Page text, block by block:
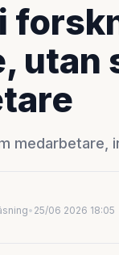
utan
medarbetare,
• 25/06 2026 18:05